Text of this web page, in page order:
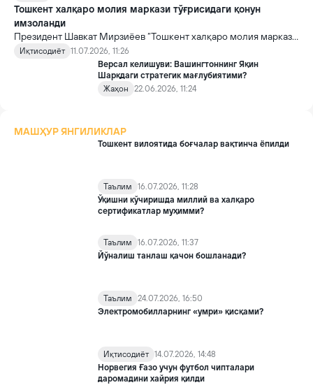
давлат муносабатларида устун томонга айланиб, Москва эса
тобора кўпроқ ён босишга мажбур бўлмоқда.
Тошкент халқаро молия маркази тўғрисидаги қонун
имзоланди
Президент Шавкат Мирзиёев “Тошкент халқаро молия маркази
тўғрисида”ги Конституциявий қонунни имзолади. Шу тариқа
мамлакатда халқаро молия марказини ташкил этиш ҳуқуқий
жиҳатдан Конституциявий қонун даражасида мустаҳкамланди.
Иқтисодиёт 11.07.2026, 11:26
Версал келишуви: Вашингтоннинг Яқин
Шарқдаги стратегик мағлубиятими?
Жаҳон
22.06.2026, 11:24
МАШҲУР ЯНГИЛИКЛАР
Тошкент вилоятида боғчалар вақтинча ёпилди
Таълим
16.07.2026, 11:28
Ўқишни кўчиришда миллий ва халқаро
сертификатлар муҳимми?
Таълим
16.07.2026, 11:37
Йўналиш танлаш қачон бошланади?
Таълим
24.07.2026, 16:50
Электромобилларнинг «умри» қисқами?
Иқтисодиёт 14.07.2026, 14:48
Норвегия Ғазо учун футбол чипталари
даромадини хайрия қилди